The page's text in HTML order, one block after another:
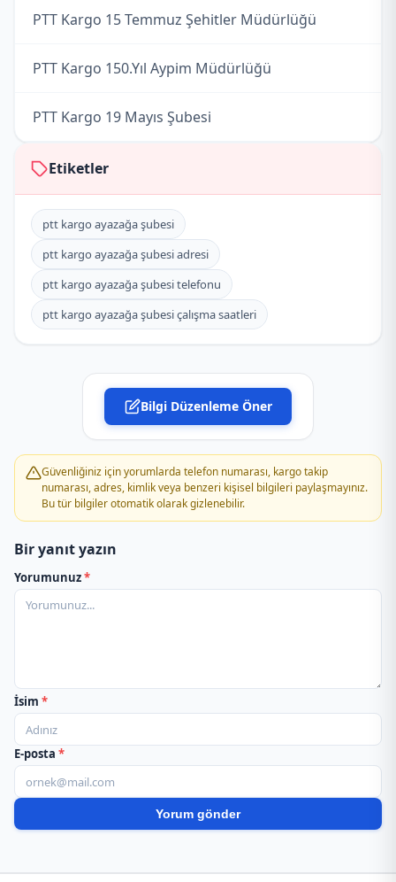
PTT Kargo 15 Temmuz Şehitler Müdürlüğü
PTT Kargo 150.Yıl Aypim Müdürlüğü
PTT Kargo 19 Mayıs Şubesi
PTT Kargo 50.Yıl Müdürlüğü
PTT Kargo Abdurrahmangazi Şubesi
PTT Kargo Acarkent Şubesi
PTT Kargo Acıbadem Kargo Dağıtım Müdürlüğü
PTT Kargo Adli Tıp Kurumu Şubesi
PTT Kargo Adnan Kahveci Şubesi
PTT Kargo Ağva Şubesi
PTT Kargo Ahmet Yesevi Şubesi
PTT Kargo Akçaburgaz Şubesi
PTT Kargo Akpınar Şubesi
PTT Kargo Aksaray Müdürlüğü
PTT Kargo Akşemsettin Şubesi
Etiketler
ptt kargo ayazağa şubesi
ptt kargo ayazağa şubesi adresi
ptt kargo ayazağa şubesi telefonu
ptt kargo ayazağa şubesi çalışma saatleri
Bilgi Düzenleme Öner
Güvenliğiniz için yorumlarda telefon numarası, kargo takip
numarası, adres, kimlik veya benzeri kişisel bilgileri paylaşmayınız.
Bu tür bilgiler otomatik olarak gizlenebilir.
Bir yanıt yazın
Yorumunuz*
İsim *
E-posta *